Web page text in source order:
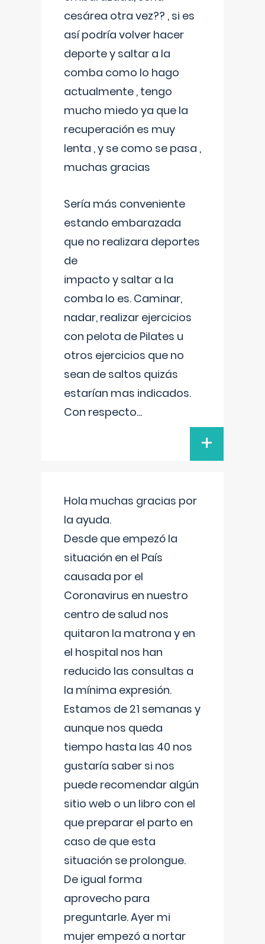
cesárea otra vez?? , si es
así podría volver hacer
deporte y saltar a la
comba como lo hago
actualmente , tengo
mucho miedo ya que la
recuperación es muy
lenta , y se como se pasa ,
muchas gracias
Sería más conveniente
estando embarazada
que no realizara deportes
de
impacto y saltar a la
comba lo es. Caminar,
nadar, realizar ejercicios
con pelota de Pilates u
otros ejercicios que no
sean de saltos quizás
estarían mas indicados.
Con respecto...
+
Hola muchas gracias por
la ayuda.
Desde que empezó la
situación en el País
causada por el
Coronavirus en nuestro
centro de salud nos
quitaron la matrona y en
el hospital nos han
reducido las consultas a
la mínima expresión.
Estamos de 21 semanas y
aunque nos queda
tiempo hasta las 40 nos
gustaría saber si nos
puede recomendar algún
sitio web o un libro con el
que preparar el parto en
caso de que esta
situación se prolongue.
De igual forma
aprovecho para
preguntarle. Ayer mi
mujer empezó a nortar